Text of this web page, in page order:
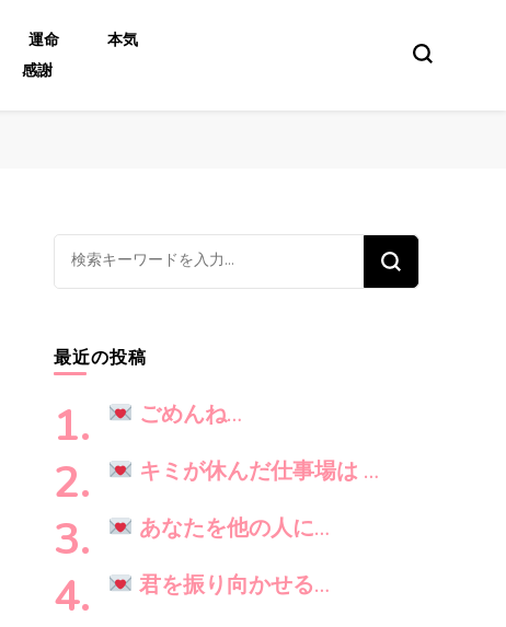
運命
本気
感謝
な
に
お
探
し
で
す
か
?
最近の投稿
ごめんね…
キミが休んだ仕事場は …
あなたを他の人に…
君を振り向かせる…